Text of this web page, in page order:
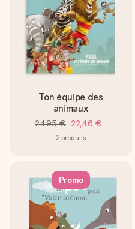
Ton équipe des
animaux
24,95 € 22,46 €
2 produits
Promo